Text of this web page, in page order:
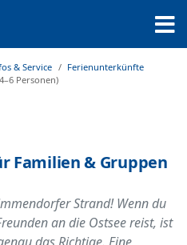
& Service
Ferienunterkünfte
Personen)
Familien & Gruppen
Strand! Wenn du
an die Ostsee reist, ist